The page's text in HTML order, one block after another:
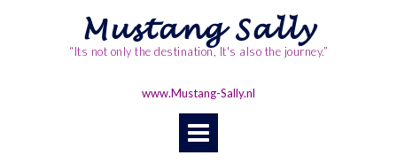
Mustang Sally
“Its not only the destination, It's also the journey.”
www.Mustang-Sally.nl